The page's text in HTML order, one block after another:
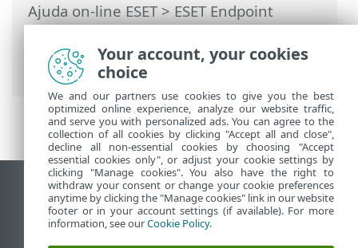
Ajuda on-line ESET>ESET Endpoint
Security>FAQ> Como conectar o ESET
Endpoint Security ao ESET PROTECT On-
Prem
Ver site para desktop
End of Life
Base de conhecimento ESET
Your account, your cookies
choice
We and our partners use cookies to give you the best
optimized online experience, analyze our website traffic,
and serve you with personalized ads. You can agree to the
collection of all cookies by clicking "Accept all and close",
decline all non-essential cookies by choosing "Accept
essential cookies only", or adjust your cookie settings by
clicking "Manage cookies". You also have the right to
withdraw your consent or change your cookie preferences
anytime by clicking the "Manage cookies" link in our website
footer or in your account settings (if available). For more
information, see ourCookie Policy.